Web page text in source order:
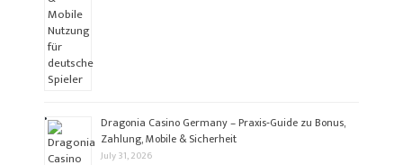
Dragonia Casino Germany – Praxis‑Guide zu Bonus,
Zahlung, Mobile & Sicherheit
July 31, 2026